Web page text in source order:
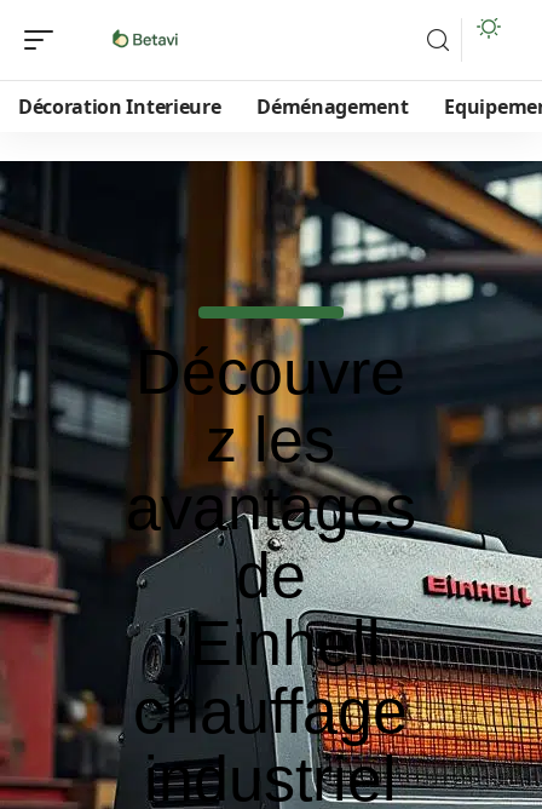
Décoration Interieure Déménagement
Découvre
z les
avantages
de
l’Einhell
chauffage
industriel